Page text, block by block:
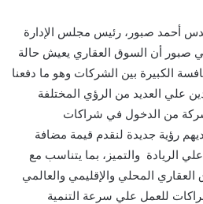
أحمد صبور، رئيس مجلس الإدارة
صبور أن السوق العقاري يعيش حالة
الكبيرة بين الشركات وهو ما دفعنا
علي العديد من الرؤي المختلفة
من الدخول في شراكات
رؤية جديدة لنقدم قيمة مضافة
الريادة والتميز، بما يتناسب مع
المحلي والإقليمي والعالمي
للعمل علي سرعة التنمية